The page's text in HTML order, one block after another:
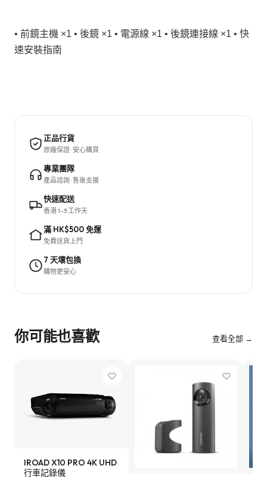
• 前鏡主機 ×1 • 後鏡 ×1 • 電源線 ×1 • 後鏡連接線 ×1 • 快
速安裝指南
正品行貨
原廠保證 · 安心購買
專業團隊
產品諮詢 · 售後支援
快速配送
香港 1–3 工作天
滿 HK$500 免運
免費送貨上門
7 天壞包換
購物更安心
你可能也喜歡 查看全部 →
IROAD X10 PRO 4K UHD
行車記錄儀